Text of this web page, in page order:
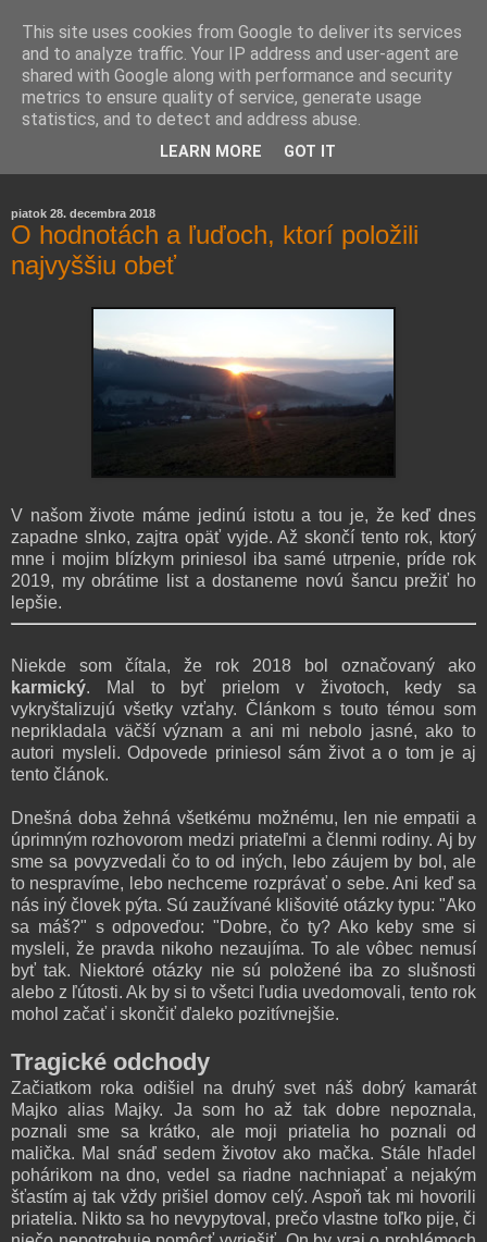
rozoberá témy o zdraví, živote a všetko možné.
piatok 28. decembra 2018
O hodnotách a ľuďoch, ktorí položili
najvyššiu obeť
V našom živote máme jedinú istotu a tou je, že keď dnes
zapadne slnko, zajtra opäť vyjde. Až skončí tento rok, ktorý
mne i mojim blízkym priniesol iba samé utrpenie, príde rok
2019, my obrátime list a dostaneme novú šancu prežiť ho
lepšie.
Niekde som čítala, že rok 2018 bol označovaný ako
karmický. Mal to byť prielom v životoch, kedy sa
vykryštalizujú všetky vzťahy. Článkom s touto témou som
neprikladala väčší význam a ani mi nebolo jasné, ako to
autori mysleli. Odpovede priniesol sám život a o tom je aj
tento článok.
Dnešná doba žehná všetkému možnému, len nie empatii a
úprimným rozhovorom medzi priateľmi a členmi rodiny. Aj by
sme sa povyzvedali čo to od iných, lebo záujem by bol, ale
to nespravíme, lebo nechceme rozprávať o sebe. Ani keď sa
nás iný človek pýta. Sú zaužívané klišovité otázky typu: "Ako
sa máš?" s odpoveďou: "Dobre, čo ty? Ako keby sme si
mysleli, že pravda nikoho nezaujíma. To ale vôbec nemusí
byť tak. Niektoré otázky nie sú položené iba zo slušnosti
alebo z ľútosti. Ak by si to všetci ľudia uvedomovali, tento rok
mohol začať i skončiť ďaleko pozitívnejšie.
Tragické odchody
Začiatkom roka odišiel na druhý svet náš dobrý kamarát
Majko alias Majky. Ja som ho až tak dobre nepoznala,
poznali sme sa krátko, ale moji priatelia ho poznali od
malička. Mal snáď sedem životov ako mačka. Stále hľadel
pohárikom na dno, vedel sa riadne nachniapať a nejakým
šťastím aj tak vždy prišiel domov celý. Aspoň tak mi hovorili
priatelia. Nikto sa ho nevypytoval, prečo vlastne toľko pije, či
This site uses cookies from Google to deliver its services
and to analyze traffic. Your IP address and user-agent are
shared with Google along with performance and security
metrics to ensure quality of service, generate usage
statistics, and to detect and address abuse.
LEARN MORE GOT IT